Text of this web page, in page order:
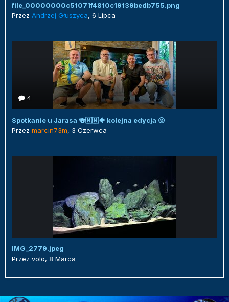
file_00000000c51071f4810c19139bedb755.png
Przez Andrzej Głuszyca, 6 Lipca
4
Spotkanie u Jarasa 🍻🇲🇼🐠 kolejna edycja 😜
Przez marcin73m, 3 Czerwca
IMG_2779.jpeg
Przez volo, 8 Marca